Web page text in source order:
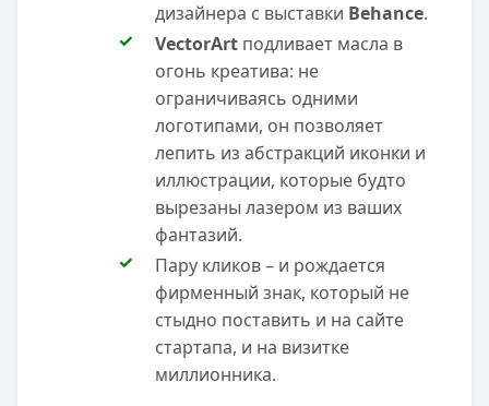
дизайнера с выставки Behance.
VectorArtподливает масла в
огонь креатива: не
ограничиваясь одними
логотипами, он позволяет
лепить из абстракций иконки и
иллюстрации, которые будто
вырезаны лазером из ваших
фантазий.
Пару кликов – и рождается
фирменный знак, который не
стыдно поставить и на сайте
стартапа, и на визитке
миллионника.